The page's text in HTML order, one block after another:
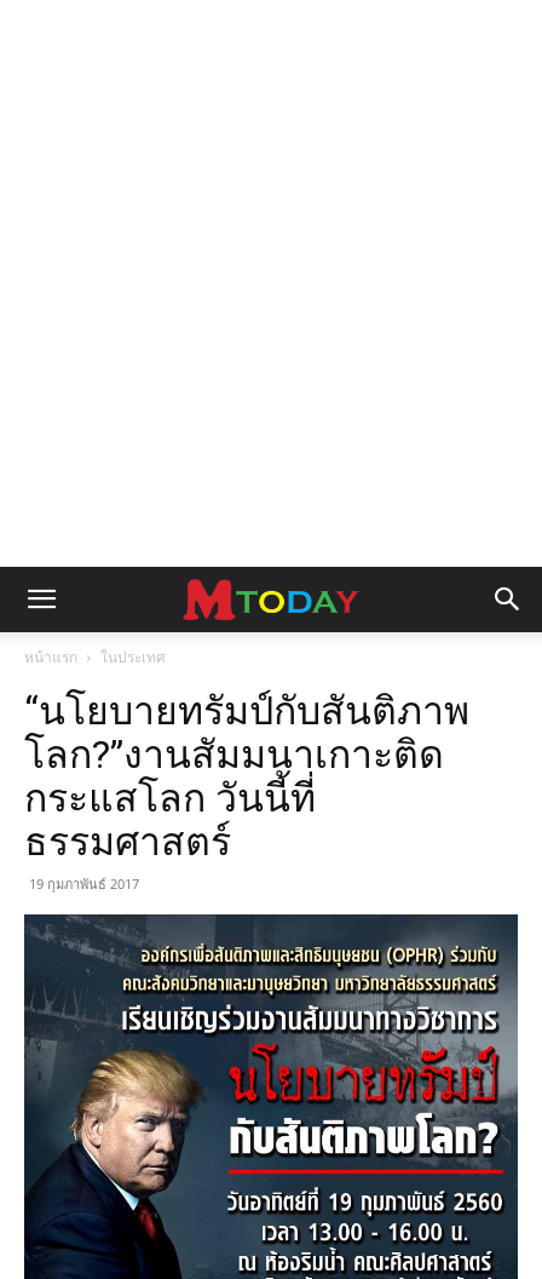
หน้าแรก ในประเทศ
“นโยบายทรัมป์กับสันติภาพ
โลก?”งานสัมมนาเกาะติด
กระแสโลก วันนี้ที่
ธรรมศาสตร์
19 กุมภาพันธ์ 2017